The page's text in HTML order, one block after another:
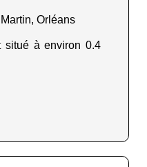
Orléans
situé à environ 0.4